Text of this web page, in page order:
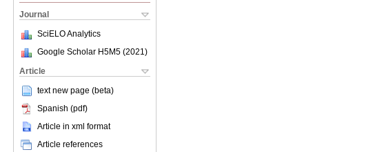
Journal
SciELO Analytics
Google Scholar H5M5 (2021 )
Article
text new page (beta)
Spanish (pdf)
Article in xml format
Article references